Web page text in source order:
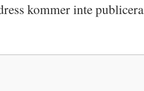
kommer inte